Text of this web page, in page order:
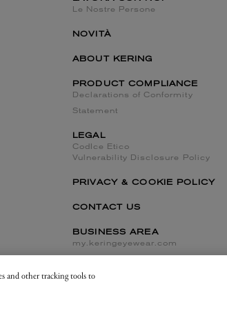
Le Nostre Persone
NOVITÀ
ABOUT KERING
PRODUCT COMPLIANCE
Declarations of Conformity
Statement
LEGAL
CodIce Etico
Vulnerability Disclosure Policy
PRIVACY & COOKIE POLICY
CONTACT US
BUSINESS AREA
my.keringeyewear.com
and other tracking tools to